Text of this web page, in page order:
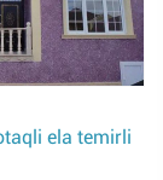
ela temirli